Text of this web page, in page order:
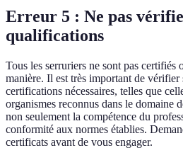
Erreur 5 : Ne pas
qualifications
Tous les serruriers ne sont pas certifiés
manière. Il est très important de vérifier
certifications nécessaires, telles que
organismes reconnus dans le domaine
non seulement la compétence du
conformité aux normes établies.
certificats avant de vous engager.